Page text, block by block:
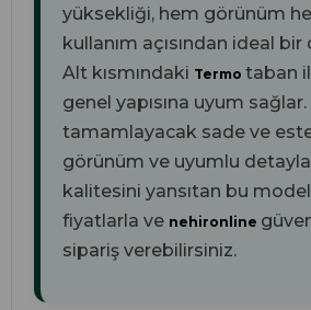
yüksekliği, hem görünüm
kullanım açısından ideal
Alt kısmındaki Termo taban
genel yapısına uyum sağlar.
tamamlayacak sade ve
görünüm ve uyumlu
kalitesini yansıtan bu
fiyatlarla ve nehironline
sipariş verebilirsiniz.